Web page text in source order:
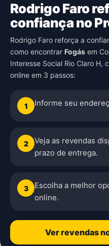
Rodrigo Faro
confiança no
Rodrigo Faro reforça a
como encontrar Fogás em
Interesse Social Rio Claro H,
online em 3 passos:
1 Informe seu
2
Veja as revendas
prazo de entrega.
3
Escolha a melhor
online.
Ver revendas